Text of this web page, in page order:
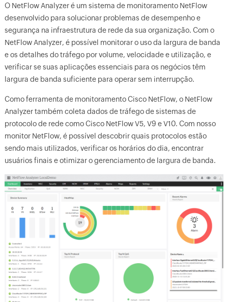
O NetFlow Analyzer é um sistema de monitoramento NetFlow
desenvolvido para solucionar problemas de desempenho e
segurança na infraestrutura de rede da sua organização. Com o
NetFlow Analyzer, é possível monitorar o uso da largura de banda
e os detalhes do tráfego por volume, velocidade e utilização, e
verificar se suas aplicações essenciais para os negócios têm
largura de banda suficiente para operar sem interrupção.
Como ferramenta de monitoramento Cisco NetFlow, o NetFlow
Analyzer também coleta dados de tráfego de sistemas de
protocolo de rede como Cisco NetFlow V5, V9 e V10. Com nosso
monitor NetFlow, é possível descobrir quais protocolos estão
sendo mais utilizados, verificar os horários do dia, encontrar
usuários finais e otimizar o gerenciamento de largura de banda.